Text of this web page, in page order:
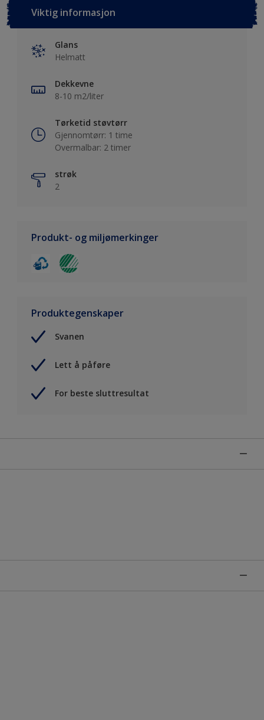
Viktig informasjon
Glans
Helmatt
Dekkevne
8-10 m2/liter
Tørketid støvtørr
Gjennomtørr: 1 time
Overmalbar: 2 timer
strøk
2
Produkt- og miljømerkinger
Produktegenskaper
Svanen
Lett å påføre
For beste sluttresultat